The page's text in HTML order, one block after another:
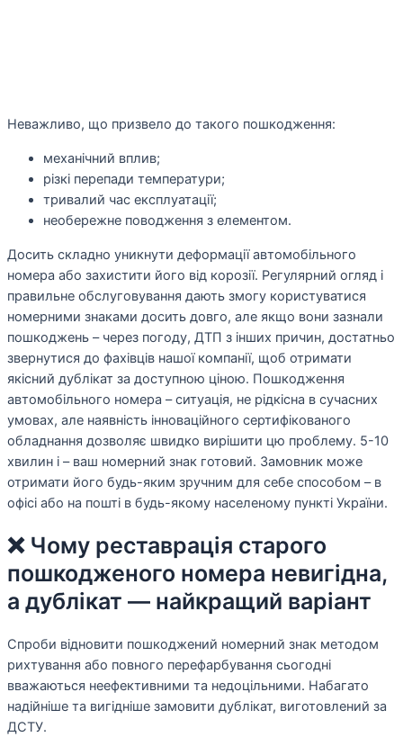
Неважливо, що призвело до такого пошкодження:
механічний вплив;
різкі перепади температури;
тривалий час експлуатації;
необережне поводження з елементом.
Досить складно уникнути деформації автомобільного
номера або захистити його від корозії. Регулярний огляд і
правильне обслуговування дають змогу користуватися
номерними знаками досить довго, але якщо вони зазнали
пошкоджень – через погоду, ДТП з інших причин, достатньо
звернутися до фахівців нашої компанії, щоб отримати
якісний дублікат за доступною ціною. Пошкодження
автомобільного номера – ситуація, не рідкісна в сучасних
умовах, але наявність інноваційного сертифікованого
обладнання дозволяє швидко вирішити цю проблему. 5-10
хвилин і – ваш номерний знак готовий. Замовник може
отримати його будь-яким зручним для себе способом – в
офісі або на пошті в будь-якому населеному пункті України.
❌ Чому реставрація старого
пошкодженого номера невигідна,
а дублікат — найкращий варіант
Спроби відновити пошкоджений номерний знак методом
рихтування або повного перефарбування сьогодні
вважаються неефективними та недоцільними. Набагато
надійніше та вигідніше замовити дублікат, виготовлений за
ДСТУ.